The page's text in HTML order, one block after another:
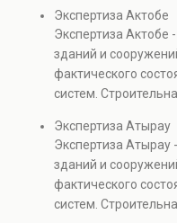
элементов и оценку
Услуга
капитальном
также при судебных
проверках.
Экспертиза Актобе
Экспертиза Актобе
зданий и
фактического
систем.
элементов и оценку
Услуга
капитальном
также при судебных
проверках.
Экспертиза Атырау
Экспертиза Атырау
зданий и
фактического
систем.